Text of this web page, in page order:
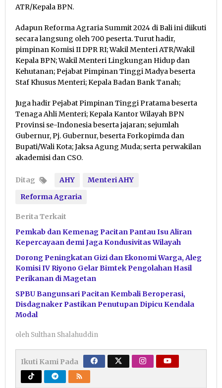
ATR/Kepala BPN.
Adapun Reforma Agraria Summit 2024 di Bali ini diikuti
secara langsung oleh 700 peserta. Turut hadir,
pimpinan Komisi II DPR RI; Wakil Menteri ATR/Wakil
Kepala BPN; Wakil Menteri Lingkungan Hidup dan
Kehutanan; Pejabat Pimpinan Tinggi Madya beserta
Staf Khusus Menteri; Kepala Badan Bank Tanah;
Juga hadir Pejabat Pimpinan Tinggi Pratama beserta
Tenaga Ahli Menteri; Kepala Kantor Wilayah BPN
Provinsi se-Indonesia beserta jajaran; sejumlah
Gubernur, Pj. Gubernur, beserta Forkopimda dan
Bupati/Wali Kota; Jaksa Agung Muda; serta perwakilan
akademisi dan CSO.
Ditag AHY
Menteri AHY
Reforma Agraria
Berita Terkait
Pemkab dan Kemenag Pacitan Pantau Isu Aliran
Kepercayaan demi Jaga Kondusivitas Wilayah
Dorong Peningkatan Gizi dan Ekonomi Warga, Aleg
Komisi IV Riyono Gelar Bimtek Pengolahan Hasil
Perikanan di Magetan
SPBU Bangunsari Pacitan Kembali Beroperasi,
Disdagnaker Pastikan Penutupan Dipicu Kendala
Modal
oleh Sulthan Shalahuddin
Ikuti Kami Pada